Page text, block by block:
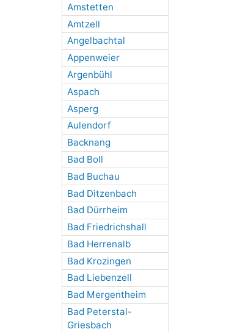
Amstetten
Amtzell
Angelbachtal
Appenweier
Argenbühl
Aspach
Asperg
Aulendorf
Backnang
Bad Boll
Bad Buchau
Bad Ditzenbach
Bad Dürrheim
Bad Friedrichshall
Bad Herrenalb
Bad Krozingen
Bad Liebenzell
Bad Mergentheim
Bad Peterstal-
Griesbach